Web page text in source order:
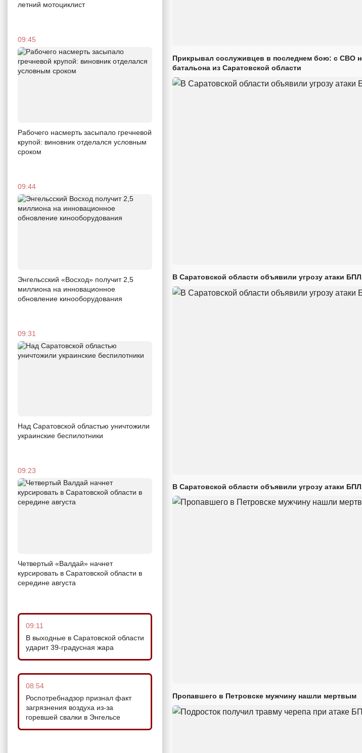
летний мотоциклист
09:45
Рабочего насмерть засыпало гречневой
крупой: виновник отделался условным
сроком
09:44
Энгельсский «Восход» получит 2,5
миллиона на инновационное
обновление кинооборудования
09:31
Над Саратовской областью уничтожили
украинские беспилотники
09:23
Четвертый «Валдай» начнет
курсировать в Саратовской области в
середине августа
09:11
В выходные в Саратовской области
ударит 39-градусная жара
08:54
Роспотребнадзор признал факт
загрязнения воздуха из-за
горевшей свалки в Энгельсе
Прикрывал сослуживцев в последнем бою: с СВО
батальона из Саратовской области
В Саратовской области объявили угрозу атаки
В Саратовской области объявили угрозу атаки
Пропавшего в Петровске мужчину нашли мертвым